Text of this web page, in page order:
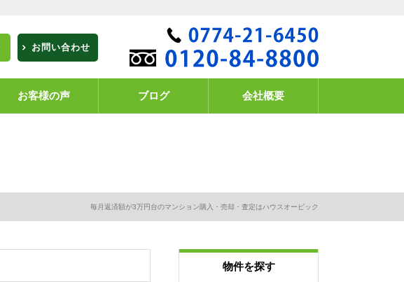
お問い合わせ
お客様の声 ブログ 会社概要
毎月返済額が3万円台のマンション購入・売却・査定はハウスオービック
物件を探す